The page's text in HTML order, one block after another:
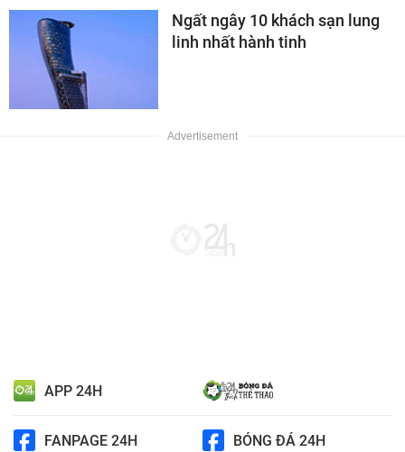
Ngất ngây 10 khách sạn lung
linh nhất hành tinh
APP 24H
FANPAGE 24H BÓNG ĐÁ 24H